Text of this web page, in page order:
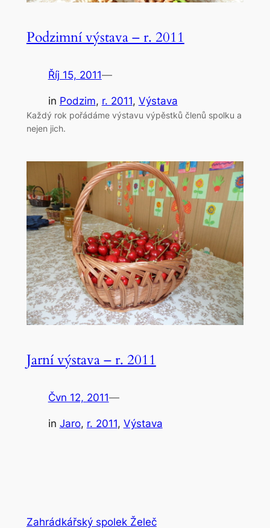
Podzimní výstava – r. 2011
Říj 15, 2011—
in Podzim, r. 2011, Výstava
Každý rok pořádáme výstavu výpěstků členů spolku a
nejen jich.
Jarní výstava – r. 2011
Čvn 12, 2011—
in Jaro, r. 2011, Výstava
Zahrádkářský spolek Želeč